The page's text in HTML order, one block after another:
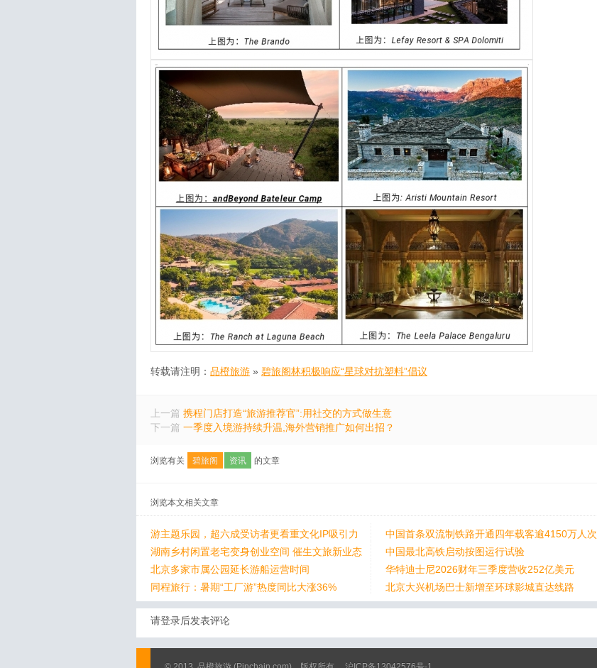
转载请注明： 品橙旅游 » 碧旅阁林积极响应“星球对抗塑料”倡议
上一篇 携程门店打造“旅游推荐官”:用社交的方式做生意
下一篇 一季度入境游持续升温,海外营销推广如何出招？
浏览有关 碧旅阁 资讯 的文章
浏览本文相关文章
游主题乐园，超六成受访者更看重文化IP吸引力
中国首条双流制铁路开通四年载客逾4150万人次
湖南乡村闲置老宅变身创业空间 催生文旅新业态
中国最北高铁启动按图运行试验
北京多家市属公园延长游船运营时间
华特迪士尼2026财年三季度营收252亿美元
同程旅行：暑期“工厂游”热度同比大涨36%
北京大兴机场巴士新增至环球影城直达线路
请登录后发表评论